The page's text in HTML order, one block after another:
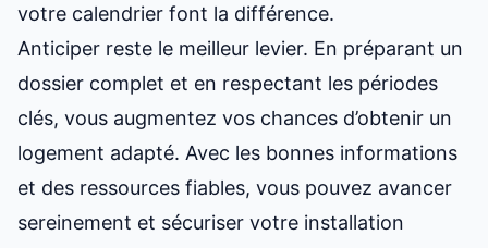
votre calendrier font la différence.
Anticiper reste le meilleur levier. En préparant un
dossier complet et en respectant les périodes
clés, vous augmentez vos chances d’obtenir un
logement adapté. Avec les bonnes informations
et des ressources fiables, vous pouvez avancer
sereinement et sécuriser votre installation